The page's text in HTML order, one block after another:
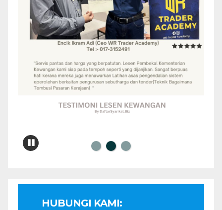
HUBUNGI KAMI: